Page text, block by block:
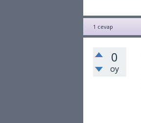
1 cevap
0
oy